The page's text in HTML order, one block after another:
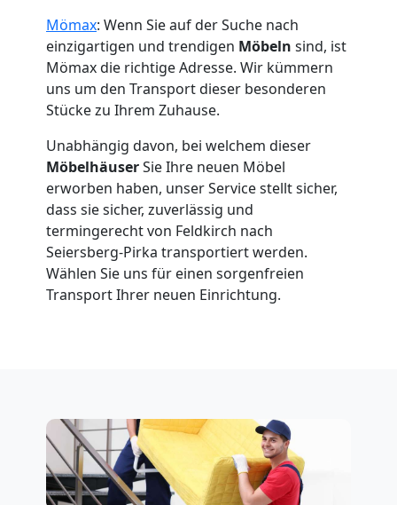
Mömax: Wenn Sie auf der Suche nach
einzigartigen und trendigen Möbeln sind, ist
Mömax die richtige Adresse. Wir kümmern
uns um den Transport dieser besonderen
Stücke zu Ihrem Zuhause.
Unabhängig davon, bei welchem dieser
MöbelhäuserSie Ihre neuen Möbel
erworben haben, unser Service stellt sicher,
dass sie sicher, zuverlässig und
termingerecht von Feldkirch nach
Seiersberg-Pirka transportiert werden.
Wählen Sie uns für einen sorgenfreien
Transport Ihrer neuen Einrichtung.